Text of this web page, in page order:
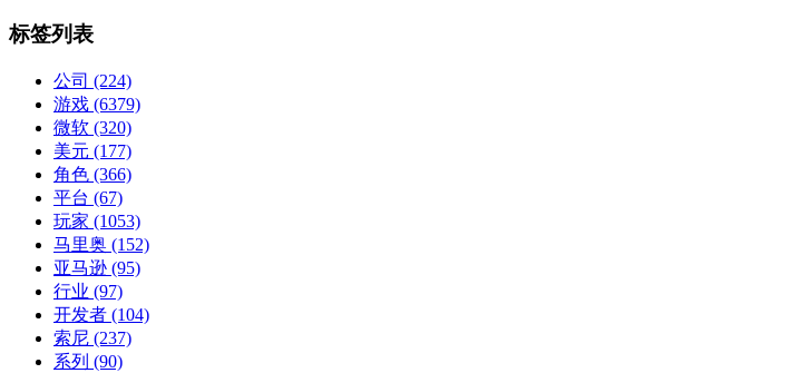
标签列表
公司 (224)
游戏 (6379)
微软 (320)
美元 (177)
角色 (366)
平台 (67)
玩家 (1053)
马里奥 (152)
亚马逊 (95)
行业 (97)
开发者 (104)
索尼 (237)
系列 (90)